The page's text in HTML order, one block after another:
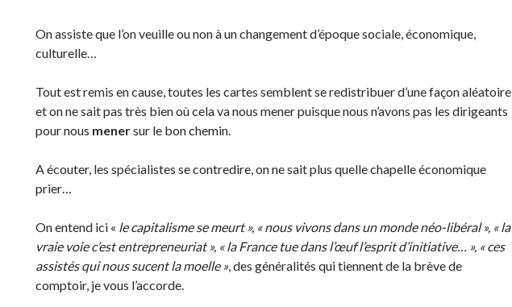
On assiste que l’on veuille ou non à un changement d’époque sociale, économique,
culturelle…
Tout est remis en cause, toutes les cartes semblent se redistribuer d’une façon aléatoire
et on ne sait pas très bien où cela va nous mener puisque nous n’avons pas les dirigeants
pour nous menersur le bon chemin.
A écouter, les spécialistes se contredire, on ne sait plus quelle chapelle économique
prier…
On entend ici « le capitalisme se meurt », « nous vivons dans un monde néo-libéral », « la
vraie voie c’est entrepreneuriat », « la France tue dans l’œuf l’esprit d’initiative… », « ces
assistés qui nous sucent la moelle », des généralités qui tiennent de la brève de
comptoir, je vous l’accorde.